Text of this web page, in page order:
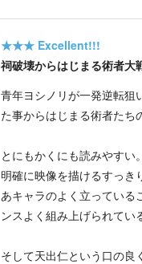
★★★ Excellent!!!
祠破壊からはじまる術者大
青年ヨシノリが一発逆転狙
た事からはじまる術者たち
とにもかくにも読みやすい
明確に映像を描けるすっき
あキャラのよく立っている
ンスよく組み上げられてい
そして天出仁という口の良